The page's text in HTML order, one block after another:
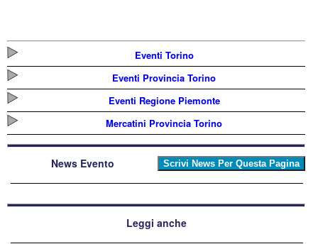
Eventi Torino
Eventi Provincia Torino
Eventi Regione Piemonte
Mercatini Provincia Torino
News Evento
Leggi anche